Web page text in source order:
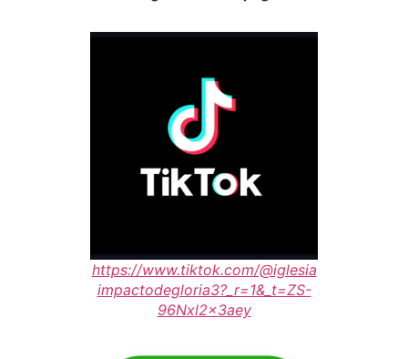
https://www.tiktok.com/@iglesia
impactodegloria3?_r=1&_t=ZS-
96Nxl2x3aey